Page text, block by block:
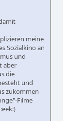
meine
Sozialkino an
und
aber
die
und
zukommen
Filme